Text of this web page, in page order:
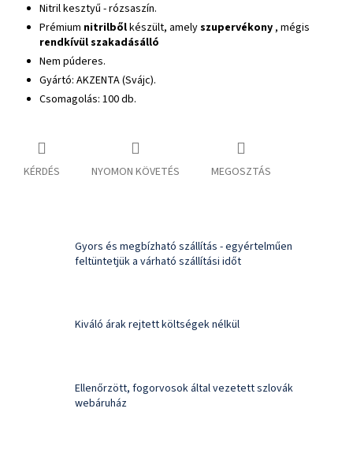
Nitril kesztyű - rózsaszín.
Prémium nitrilbőlkészült, amelyszupervékony, mégis
rendkívülszakadásálló
Nem púderes.
Gyártó: AKZENTA (Svájc).
Csomagolás: 100 db.
KÉRDÉS NYOMON KÖVETÉS MEGOSZTÁS
Gyors és megbízható szállítás - egyértelműen
feltüntetjük a várható szállítási időt
Kiváló árak rejtett költségek nélkül
Ellenőrzött, fogorvosok által vezetett szlovák
webáruház